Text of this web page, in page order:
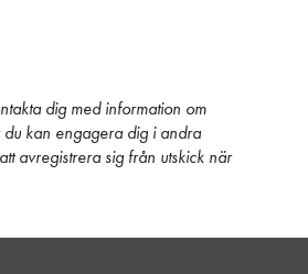
dig med information om
du kan engagera dig i andra
avregistrera sig från utskick när